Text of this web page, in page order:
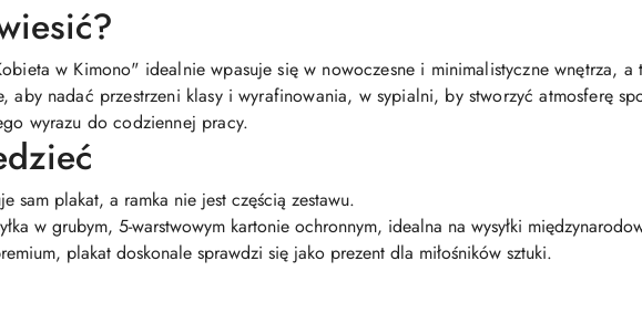
w Kimono" idealnie wpasuje się w nowoczesne i minimalistyczne wnętrza,
aby nadać przestrzeni klasy i wyrafinowania, w sypialni, by stworzyć atmosferę
wyrazu do codziennej pracy.
sam plakat, a ramka nie jest częścią zestawu.
w grubym, 5-warstwowym kartonie ochronnym, idealna na wysyłki
plakat doskonale sprawdzi się jako prezent dla miłośników sztuki.